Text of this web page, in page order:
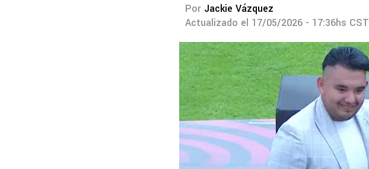
Por Jackie Vázquez
Actualizado el 17/05/2026 - 17:36hs CST